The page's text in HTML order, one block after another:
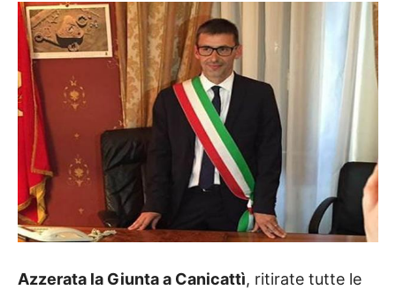
Azzerata la Giunta a Canicattì, ritirate tutte le